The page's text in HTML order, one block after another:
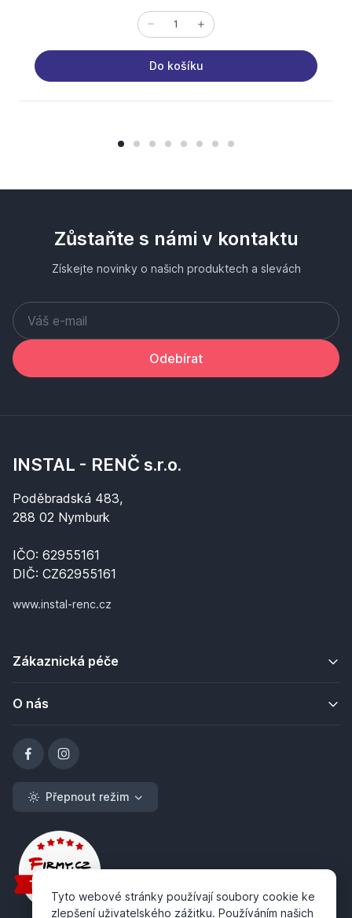
Do košíku
Zůstaňte s námi v kontaktu
Získejte novinky o našich produktech a slevách
Odebírat
INSTAL - RENČ s.r.o.
Poděbradská 483,
288 02 Nymburk
IČO: 62955161
DIČ: CZ62955161
www.instal-renc.cz
Zákaznická péče
O nás
Přepnout režim
Tyto webové stránky používají soubory cookie ke
zlepšení uživatelského zážitku. Používáním našich